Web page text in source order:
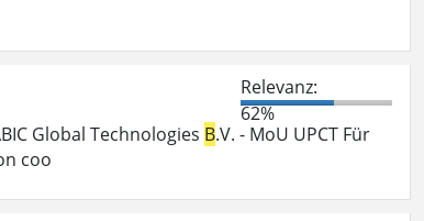
Relevanz:
62%
Global Technologies B.V. - MoU UPCT Für
coo